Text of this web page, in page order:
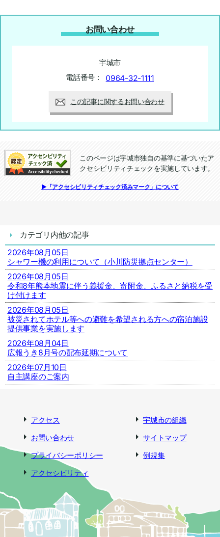
お問い合わせ
宇城市
電話番号：
0964-32-1111
この記事に関するお問い合わせ
追加情報：アクセシビリティチェック
このページは宇城市独自の基準に基づいたア
クセシビリティチェックを実施しています。
▶「アクセシビリティチェック済みマーク」について
カテゴリ内他の記事
2026年08月05日
シャワー機の利用について（小川防災拠点センター）
2026年08月05日
令和8年熊本地震に伴う義援金、寄附金、ふるさと納税を受
け付けます
2026年08月05日
被災されてホテル等への避難を希望される方への宿泊施設
提供事業を実施します
2026年08月04日
広報うき8月号の配布延期について
2026年07月10日
自主講座のご案内
アクセス
宇城市の組織
お問い合わせ
サイトマップ
プライバシーポリシー
例規集
アクセシビリティ